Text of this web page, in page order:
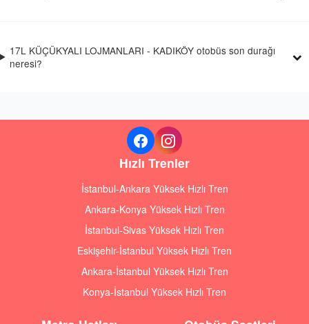
17L KÜÇÜKYALI LOJMANLARI - KADIKÖY otobüs son durağı
neresi?
Hızlı Trenler
İstanbul-Ankara Yüksek Hızlı Tren
Ankara-Konya Yüksek Hızlı Tren
İstanbul-Sivas Yüksek Hızlı Tren
Eskişehir-İstanbul Yüksek Hızlı Tren
Ankara-İstanbul Yüksek Hızlı Tren
Konya-İstanbul Yüksek Hızlı Tren